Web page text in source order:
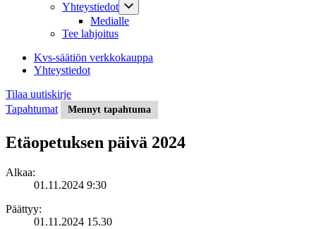
Yhteystiedot
Medialle
Tee lahjoitus
Kvs-säätiön verkkokauppa
Yhteystiedot
Tilaa uutiskirje
Tapahtumat
Mennyt tapahtuma
Etäopetuksen päivä 2024
Alkaa:
01.11.2024 9:30
Päättyy:
01.11.2024 15.30